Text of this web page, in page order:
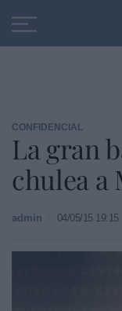
CONFIDENCIAL
La gran
chulea a
admin 04/05/15 19:15